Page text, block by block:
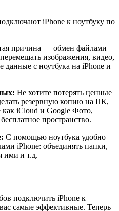
iPhone к ноутбуку по
причина — обмен файлами
изображения, видео,
данные с ноутбука на iPhone и
Не хотите потерять ценные
резервную копию на ПК,
как iCloud и Google Фото,
пространство.
С помощью ноутбука удобно
iPhone: объединять папки,
ими и т.д.
подключить iPhone к
самые эффективные. Теперь